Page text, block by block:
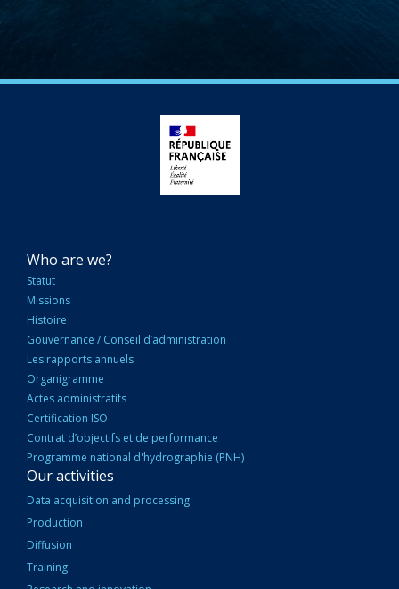
NAVIGATION
PRINCIPALE
Who are we?
Statut
Missions
Histoire
Gouvernance / Conseil d’administration
Les rapports annuels
Organigramme
Actes administratifs
Certification ISO
Contrat d’objectifs et de performance
Programme national d'hydrographie (PNH)
Our activities
Data acquisition and processing
Production
Diffusion
Training